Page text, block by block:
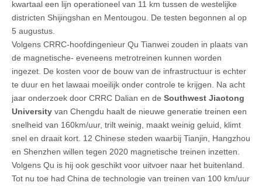
kwartaal een lijn operationeel van 11 km tussen de westelijke
districten Shijingshan en Mentougou. De testen begonnen al op
5 augustus.
Volgens CRRC-hoofdingenieur Qu Tianwei zouden in plaats van
de magnetische- eveneens metrotreinen kunnen worden
ingezet. De kosten voor de bouw van de infrastructuur is echter
te duur en het lawaai moeilijk onder controle te krijgen. Na acht
jaar onderzoek door CRRC Dalian en de Southwest Jiaotong
University van Chengdu haalt de nieuwe generatie treinen een
snelheid van 160km/uur, trilt weinig, maakt weinig geluid, klimt
snel en draait kort. 12 Chinese steden waarbij Tianjin, Hangzhou
en Shenzhen willen tegen 2020 magnetische treinen inzetten.
Volgens Qu is hij ook geschikt voor uitvoer naar het buitenland.
Tot nu toe had China de technologie van treinen van 100 km/uur